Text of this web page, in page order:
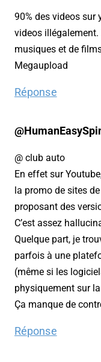
90% des videos sur
videos illégalement.
musiques et de
Megaupload
Réponse
@ club auto
En effet sur
la promo de sites
proposant des
C’est assez
Quelque part, je
parfois à une
(même si les
physiquement sur
Ça manque de
Réponse